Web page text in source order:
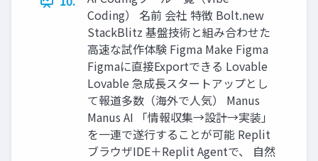
Coding） 名前 会社 特徴 Bolt.new
StackBlitz 基盤技術と組み合わせた
高速な試作体験 Figma Make Figma
Figmaに直接Exportできる Lovable
Lovable 急成長スタートアップとし
て報道多数（海外で人気） Manus
Manus AI 「情報収集→設計→実装」
を一連で遂行することが可能 Replit
ブラウザIDE＋Replit Agentで、 自然